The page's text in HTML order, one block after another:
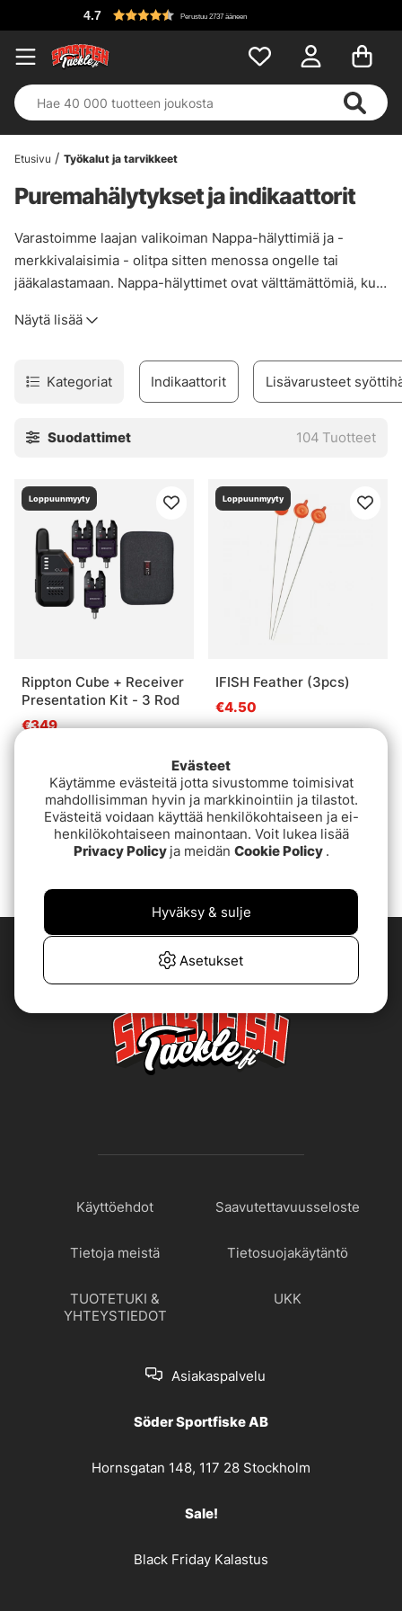
4.7 Perustuu 2737 ääneen
Etusivu Työkalut ja tarvikkeet
Puremahälytykset ja indikaattorit
Varastoimme laajan valikoiman Nappa-hälyttimiä ja -
merkkivalaisimia - olitpa sitten menossa ongelle tai
jääkalastamaan. Nappa-hälyttimet ovat välttämättömiä, kun
toimittajilta, jotka ovat laadukkaita! Löydät myös
Näytä lisää
Kategoriat Indikaattorit Lisävarusteet
Suodattimet 104 Tuotteet
Loppuunmyyty
Rippton Cube + Receiver
Presentation Kit - 3 Rod
€349
Loppuunmyyty
IFISH Feather (3pcs)
€4.50
1 2 3
Käyttöehdot Saavutettavuusseloste
Tietoja meistä Tietosuojakäytäntö
TUOTETUKI &
YHTEYSTIEDOT
UKK
Asiakaspalvelu
Söder Sportfiske AB
Hornsgatan 148, 117 28 Stockholm
Sale!
Black Friday Kalastus
Evästeet
Käytämme evästeitä jotta sivustomme toimisivat
mahdollisimman hyvin ja markkinointiin ja tilastot.
Evästeitä voidaan käyttää henkilökohtaiseen ja ei-
henkilökohtaiseen mainontaan. Voit lukea lisää
Privacy Policy ja meidän Cookie Policy .
Asetukset
Hyväksy & sulje